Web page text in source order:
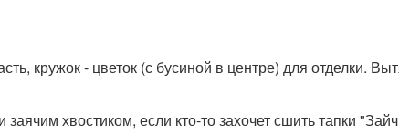
кружок - цветок (с бусиной в центре) для отделки.
хвостиком, если кто-то захочет сшить тапки